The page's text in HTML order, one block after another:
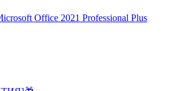
Office 2021 Professional Plus